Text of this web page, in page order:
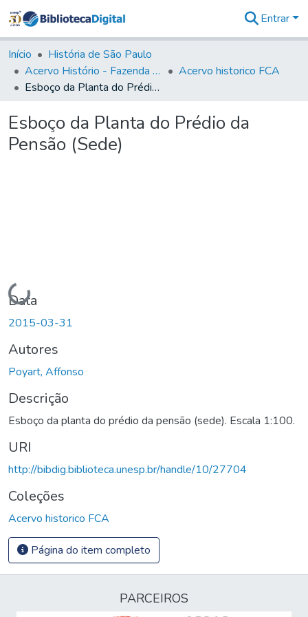
&
Coleções
Tudo na
Biblioteca
Estatísticas
Entrar
Início
História de São Paulo
Acervo Histório - Fazenda Lageado
Acervo historico FCA
Esboço da Planta do Prédio da Pensão (Sede)
Esboço da Planta do Prédio da
Pensão (Sede)
Carregando...
Data
2015-03-31
Autores
Poyart, Affonso
Descrição
Esboço da planta do prédio da pensão (sede). Escala 1:100.
URI
http://bibdig.biblioteca.unesp.br/handle/10/27704
Coleções
Acervo historico FCA
Página do item completo
PARCEIROS